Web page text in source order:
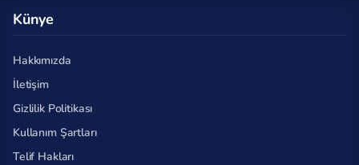
Künye
Hakkımızda
İletişim
Gizlilik Politikası
Kullanım Şartları
Telif Hakları